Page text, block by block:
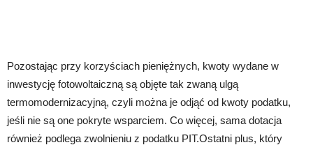
Pozostając przy korzyściach pieniężnych, kwoty wydane w
inwestycję fotowoltaiczną są objęte tak zwaną ulgą
termomodernizacyjną, czyli można je odjąć od kwoty podatku,
jeśli nie są one pokryte wsparciem. Co więcej, sama dotacja
również podlega zwolnieniu z podatku PIT.Ostatni plus, który